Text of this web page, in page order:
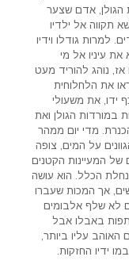
הגולן, אדם שצער
תקווה אל ילדיו
למרות גודלו וידיו
עיניו אל מי
נוהג להוריד מעט
את הלחלוחית
ידו, את משעולי
במורדות הגולן ואת
מדי יום ממהר
על המים, צופה
של המעיינות הקטנים
הכלל. הוא עושה
אך המכות שעברו
לא שלף אלבומים
באבלו אבל
עליו ביותר,
ידיו החזקות.